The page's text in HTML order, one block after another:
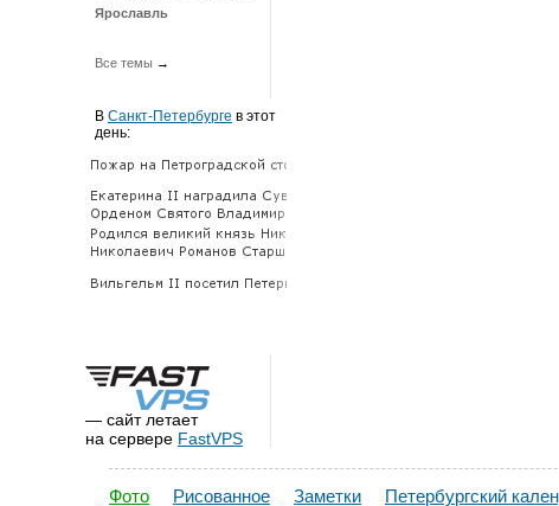
Ярославль
Все темы →
В Санкт-Петербурге в этот
день:
— сайт летает
на сервере FastVPS
Фото Рисованное Заметки Петербургский